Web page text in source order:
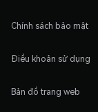
Chính sách bảo mật
Điều khoản sử dụng
Bản đồ trang web